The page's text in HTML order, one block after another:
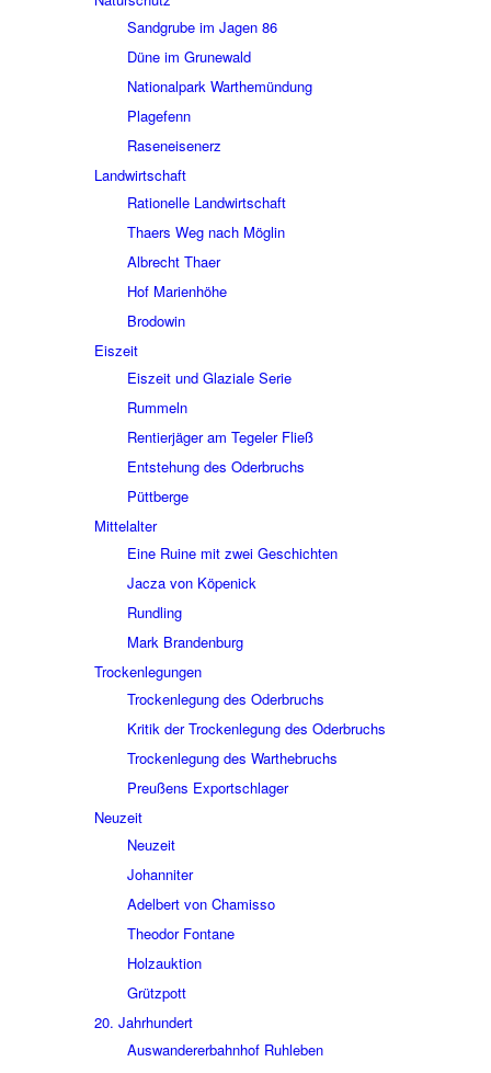
Sand­grube im Jagen 86
Düne im Grune­wald
Natio­nal­park Warthe­mün­dung
Plage­fenn
Rasen­ei­sen­erz
Land­wirt­schaft
Ratio­nelle Land­wirt­schaft
Thaers Weg nach Möglin
Albrecht Thaer
Hof Mari­en­höhe
Brodo­win
Eiszeit
Eiszeit und Glaziale Serie
Rummeln
Rentier­jä­ger am Tege­ler Fließ
Entste­hung des Oder­bruchs
Pütt­berge
Mittel­al­ter
Eine Ruine mit zwei Geschich­ten
Jacza von Köpe­nick
Rund­ling
Mark Bran­den­burg
Trocken­le­gun­gen
Trocken­le­gung des Oder­bruchs
Kritik der Trocken­le­gung des Oder­bruchs
Trocken­le­gung des Wart­he­bruchs
Preu­ßens Export­schla­ger
Neuzeit
Neuzeit
Johan­ni­ter
Adel­bert von Chamisso
Theo­dor Fontane
Holz­auk­tion
Grütz­pott
20. Jahr­hun­dert
Auswan­de­rer­bahn­hof Ruhle­ben